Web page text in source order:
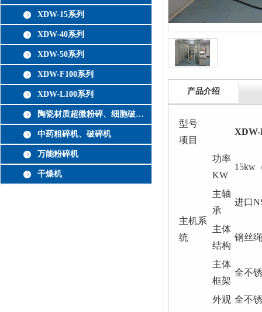
XDW-15系列
XDW-40系列
XDW-50系列
XDW-F100系列
XDW-L100系列
陶瓷材质超微粉碎、细胞破壁机
中药粗碎机、破碎机
万能粉碎机
干燥机
产品介绍
型号
项目
XDW-
主机系
统
功率
KW
15kw
主轴
承
进口
主体
结构
钢丝
主体
框架
全不
外观 全不